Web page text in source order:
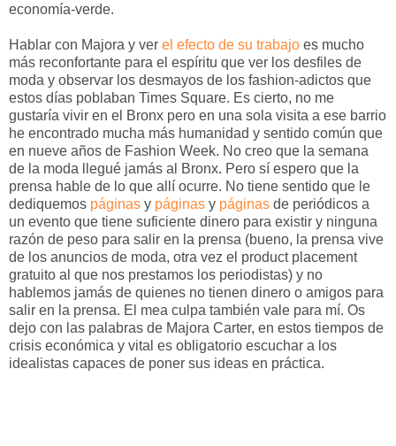
economía-verde.
Hablar con Majora y ver el efecto de su trabajo es mucho
más reconfortante para el espíritu que ver los desfiles de
moda y observar los desmayos de los fashion-adictos que
estos días poblaban Times Square. Es cierto, no me
gustaría vivir en el Bronx pero en una sola visita a ese barrio
he encontrado mucha más humanidad y sentido común que
en nueve años de Fashion Week. No creo que la semana
de la moda llegué jamás al Bronx. Pero sí espero que la
prensa hable de lo que allí ocurre. No tiene sentido que le
dediquemos páginas y páginas y páginas de periódicos a
un evento que tiene suficiente dinero para existir y ninguna
razón de peso para salir en la prensa (bueno, la prensa vive
de los anuncios de moda, otra vez el product placement
gratuito al que nos prestamos los periodistas) y no
hablemos jamás de quienes no tienen dinero o amigos para
salir en la prensa. El mea culpa también vale para mí. Os
dejo con las palabras de Majora Carter, en estos tiempos de
crisis económica y vital es obligatorio escuchar a los
idealistas capaces de poner sus ideas en práctica.